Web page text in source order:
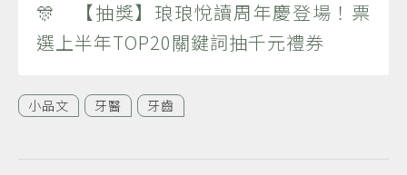
🎊 【抽獎】琅琅悅讀周年慶登場！票
選上半年TOP20關鍵詞抽千元禮券
小品文 牙醫 牙齒